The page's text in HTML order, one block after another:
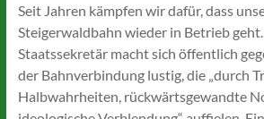
Seit Jahren kämpfen wir dafür, dass
Steigerwaldbahn wieder in Betrieb geht.
Staatssekretär macht sich öffentlich
der Bahnverbindung lustig, die „durch
Halbwahrheiten, rückwärtsgewandte